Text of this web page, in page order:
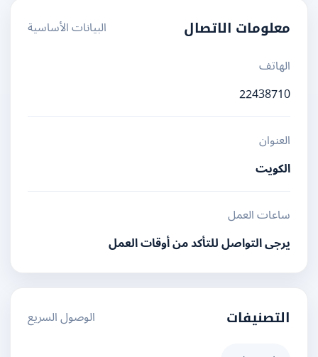
معلومات الاتصال
البيانات الأساسية
الهاتف
22438710
العنوان
الكويت
ساعات العمل
يرجى التواصل للتأكد من أوقات العمل
التصنيفات الوصول السريع